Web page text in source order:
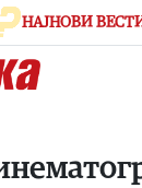
НАЈНОВИ